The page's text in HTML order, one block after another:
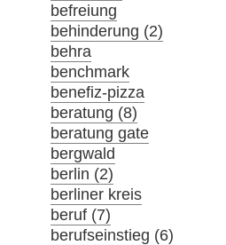
befreiung
behinderung (2)
behra
benchmark
benefiz-pizza
beratung (8)
beratung gate
bergwald
berlin (2)
berliner kreis
beruf (7)
berufseinstieg (6)